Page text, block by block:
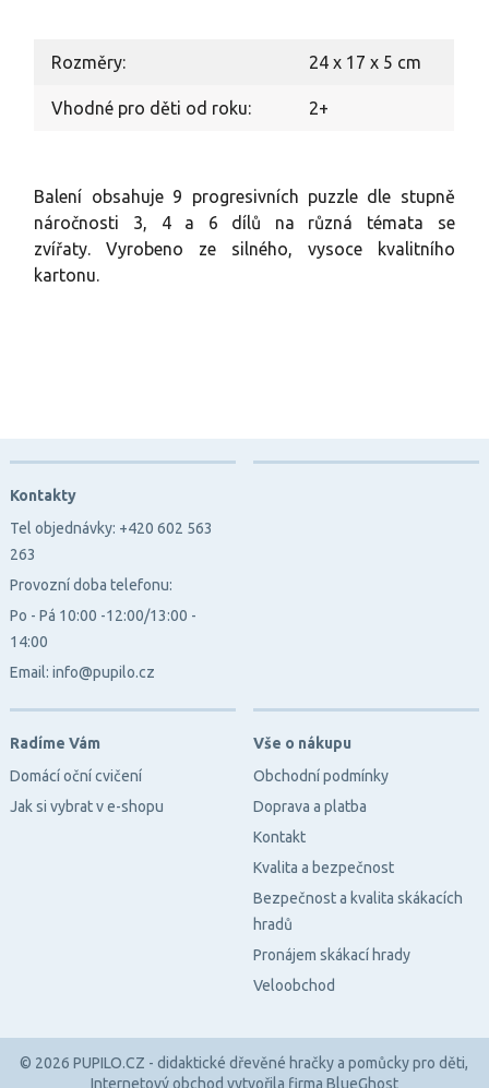
Rozměry: 24 x 17 x 5 cm
Vhodné pro děti od roku: 2+
Balení obsahuje 9 progresivních puzzle dle stupně
náročnosti 3, 4 a 6 dílů na různá témata se
zvířaty. Vyrobeno ze silného, ​​vysoce kvalitního
kartonu.
Kontakty
Tel objednávky: +420 602 563
263
Provozní doba telefonu:
Po - Pá 10:00 -12:00/13:00 -
14:00
Email: info@pupilo.cz
Vše o nákupu
Obchodní podmínky
Doprava a platba
Kontakt
Kvalita a bezpečnost
Bezpečnost a kvalita skákacích
hradů
Pronájem skákací hrady
Veloobchod
Radíme Vám
Domácí oční cvičení
Jak si vybrat v e-shopu
© 2026 PUPILO.CZ - didaktické dřevěné hračky a pomůcky pro děti,
Internetový obchod vytvořila firma BlueGhost